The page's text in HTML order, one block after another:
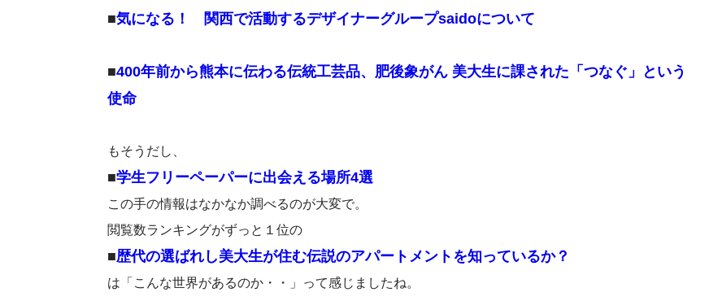
■気になる！ 関西で活動するデザイナーグループsaidoについて
■400年前から熊本に伝わる伝統工芸品、肥後象がん 美大生に課された「つなぐ」という
使命
もそうだし、
■学生フリーペーパーに出会える場所4選
この手の情報はなかなか調べるのが大変で。
閲覧数ランキングがずっと１位の
■歴代の選ばれし美大生が住む伝説のアパートメントを知っているか？
は「こんな世界があるのか・・」って感じましたね。